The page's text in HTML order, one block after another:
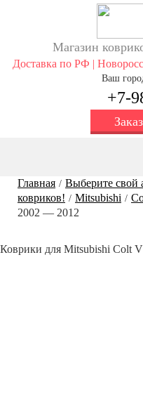
Магазин
Доставка по РФ |
Ваш
+7-
Главная / Выберите свой
ковриков! / Mitsubishi /
2002 — 2012
Коврики для Mitsubishi Colt